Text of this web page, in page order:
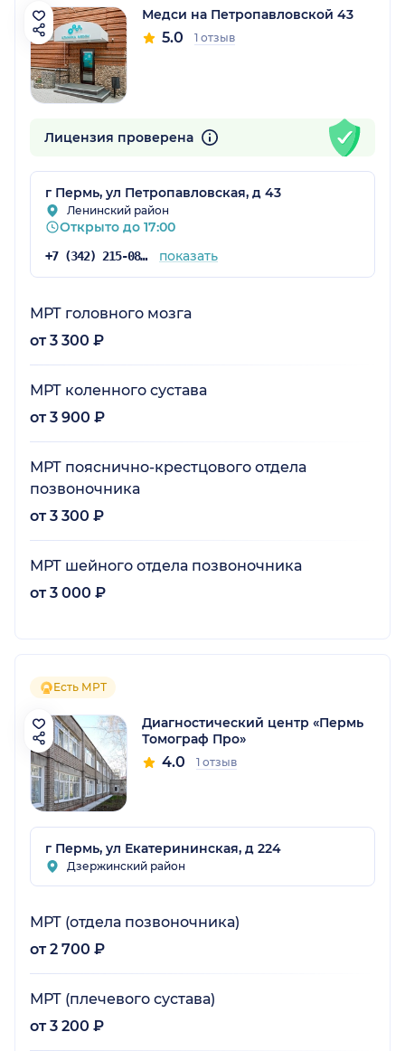
Медси на Петропавловской 43
5.0 1 отзыв
Лицензия проверена
г Пермь, ул Петропавловская, д 43
Ленинский район
Открыто до 17:00
+7 (342) 215-08-26 показать
МРТ головного мозга
от 3 300 ₽
МРТ коленного сустава
от 3 900 ₽
МРТ пояснично-крестцового отдела
позвоночника
от 3 300 ₽
МРТ шейного отдела позвоночника
от 3 000 ₽
Есть МРТ
Диагностический центр «Пермь
Томограф Про»
4.0 1 отзыв
г Пермь, ул Екатерининская, д 224
Дзержинский район
МРТ (отдела позвоночника)
от 2 700 ₽
МРТ (плечевого сустава)
от 3 200 ₽